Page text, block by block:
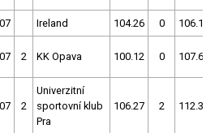
Ireland 104.26 0 106.14
2 KK Opava 100.12 0 107.61
2
Univerzitní
sportovní klub
Pra
106.27 2 112.35